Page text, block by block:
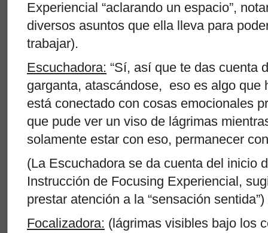
Experiencial “aclarando un espacio”,
diversos asuntos que ella lleva para
trabajar).
Escuchadora: “Sí, así que te das cuenta
garganta, atascándose, eso es algo que
está conectado con cosas emocionales
que pude ver un viso de lágrimas
solamente estar con eso, permanecer
(La Escuchadora se da cuenta del inicio
Instrucción de Focusing Experiencial,
prestar atención a la “sensación sentida”)
Focalizadora: (lágrimas visibles bajo los